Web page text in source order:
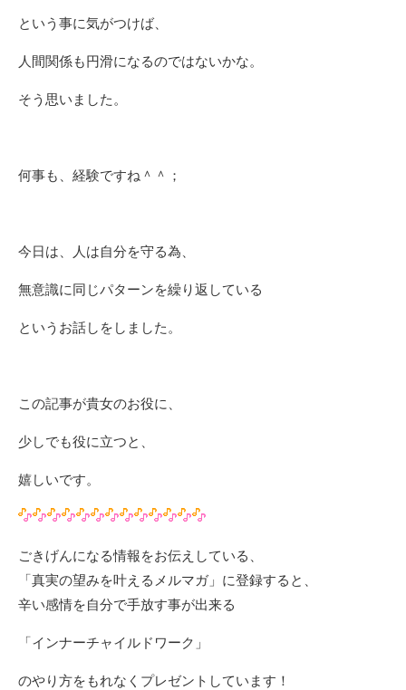
という事に気がつけば、
人間関係も円滑になるのではないかな。
そう思いました。
何事も、経験ですね＾＾；
今日は、人は自分を守る為、
無意識に同じパターンを繰り返している
というお話しをしました。
この記事が貴女のお役に、
少しでも役に立つと、
嬉しいです。
ごきげんになる情報をお伝えしている、
「真実の望みを叶えるメルマガ」に登録すると、
辛い感情を自分で手放す事が出来る
「インナーチャイルドワーク」
のやり方をもれなくプレゼントしています！